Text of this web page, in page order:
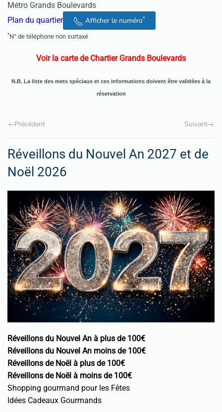
Métro Grands Boulevards
Plan du quartier
Afficher le numéro*
*N° de téléphone non surtaxé
Voir la carte de Chartier Grands Boulevards
N.B. La liste des mets spéciaux et ces informations doivent être validées à la
réservation
Précédent Suivant
Réveillons du Nouvel An 2027 et de
Noël 2026
Réveillons du Nouvel An à plus de 100€
Réveillons du Nouvel An moins de 100€
Réveillons de Noël à plus de 100€
Réveillons de Noël à moins de 100€
Shopping gourmand pour les Fêtes
Idées Cadeaux Gourmands